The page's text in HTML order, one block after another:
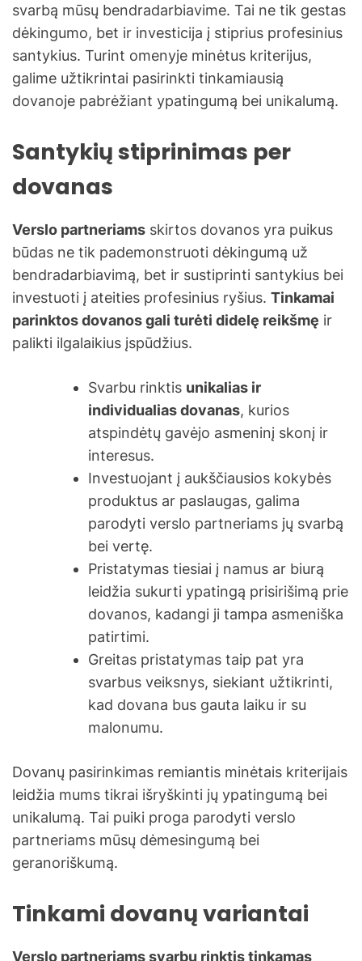
svarbą mūsų bendradarbiavime. Tai ne tik gestas
dėkingumo, bet ir investicija į stiprius profesinius
santykius. Turint omenyje minėtus kriterijus,
galime užtikrintai pasirinkti tinkamiausią
dovanoje pabrėžiant ypatingumą bei unikalumą.
Santykių stiprinimas per
dovanas
Verslo partneriams skirtos dovanos yra puikus
būdas ne tik pademonstruoti dėkingumą už
bendradarbiavimą, bet ir sustiprinti santykius bei
investuoti į ateities profesinius ryšius. Tinkamai
parinktos dovanos gali turėti didelę reikšmę ir
palikti ilgalaikius įspūdžius.
Svarbu rinktis unikalias ir
individualias dovanas, kurios
atspindėtų gavėjo asmeninį skonį ir
interesus.
Investuojant į aukščiausios kokybės
produktus ar paslaugas, galima
parodyti verslo partneriams jų svarbą
bei vertę.
Pristatymas tiesiai į namus ar biurą
leidžia sukurti ypatingą prisirišimą prie
dovanos, kadangi ji tampa asmeniška
patirtimi.
Greitas pristatymas taip pat yra
svarbus veiksnys, siekiant užtikrinti,
kad dovana bus gauta laiku ir su
malonumu.
Dovanų pasirinkimas remiantis minėtais kriterijais
leidžia mums tikrai išryškinti jų ypatingumą bei
unikalumą. Tai puiki proga parodyti verslo
partneriams mūsų dėmesingumą bei
geranoriškumą.
Tinkami dovanų variantai
Verslo partneriams svarbu rinktis tinkamas